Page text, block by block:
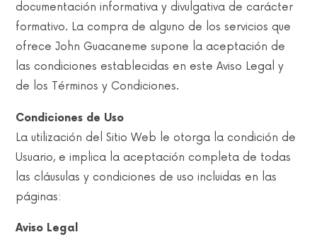
documentación informativa y divulgativa de carácter
formativo. La compra de alguno de los servicios que
ofrece John Guacaneme supone la aceptación de
las condiciones establecidas en este Aviso Legal y
de los Términos y Condiciones.
Condiciones de Uso
La utilización del Sitio Web le otorga la condición de
Usuario, e implica la aceptación completa de todas
las cláusulas y condiciones de uso incluidas en las
páginas:
Aviso Legal